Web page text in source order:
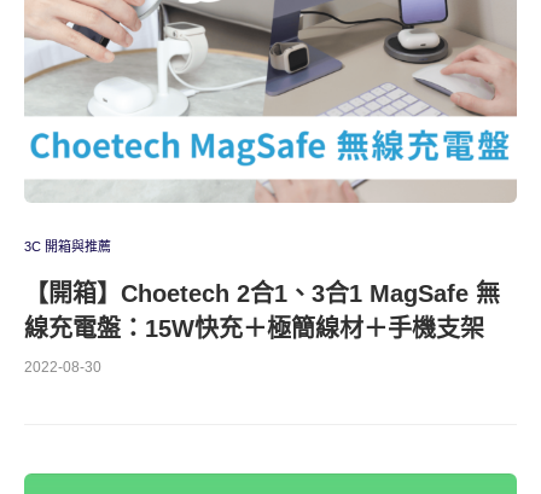
3C 開箱與推薦
【開箱】Choetech 2合1、3合1 MagSafe 無
線充電盤：15W快充＋極簡線材＋手機支架
2022-08-30